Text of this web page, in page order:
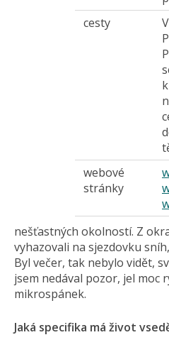
cesty
webové
stránky
nešťastných okolností. Z
vyhazovali na sjezdovku
Byl večer, tak nebylo vidět,
jsem nedával pozor, jel moc
mikrospánek.
Jaká specifika má život